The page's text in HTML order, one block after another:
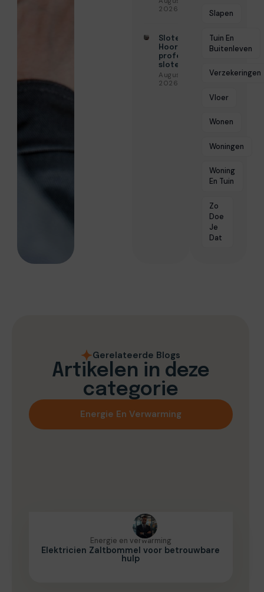
2026
Slotenmaker
Hoorn voor
professionele
slotenservice
Augustus 3,
2026
Slapen
Tuin En
Buitenleven
Verzekeringen
Vloer
Wonen
Woningen
Woning
En Tuin
Zo
Doe
Je
Dat
Gerelateerde Blogs
Artikelen in deze
categorie
Energie En Verwarming
Energie en verwarming
Elektricien Zaltbommel voor betrouwbare
hulp